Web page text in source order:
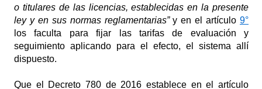
o titulares de las licencias, establecidas en la presente
ley y en sus normas reglamentarias”y en el artículo 9°
los faculta para fijar las tarifas de evaluación y
seguimiento aplicando para el efecto, el sistema allí
dispuesto.
Que el Decreto 780 de 2016 establece en el artículo